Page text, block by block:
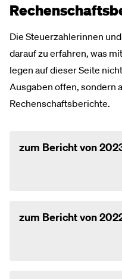
Die Steuerzahlerinnen
darauf zu erfahren, was
legen auf dieser Seite
Ausgaben offen, sondern
Rechenschaftsberichte.
zum Bericht von
zum Bericht von